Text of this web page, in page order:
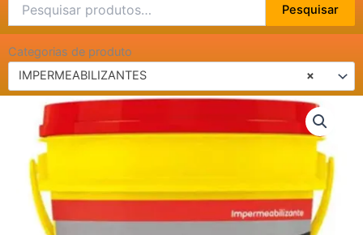
por:
Pesquisar
Categorias de produto
×
IMPERMEABILIZANTES
PINTURA
ASFALTICA
ACQUA
18LT
QUARTZOLIT
quantidade